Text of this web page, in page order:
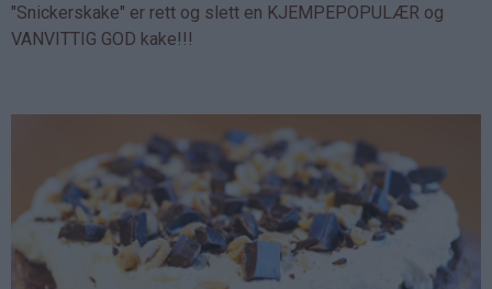
"Snickerskake" er rett og slett en KJEMPEPOPULÆR og
VANVITTIG GOD kake!!!